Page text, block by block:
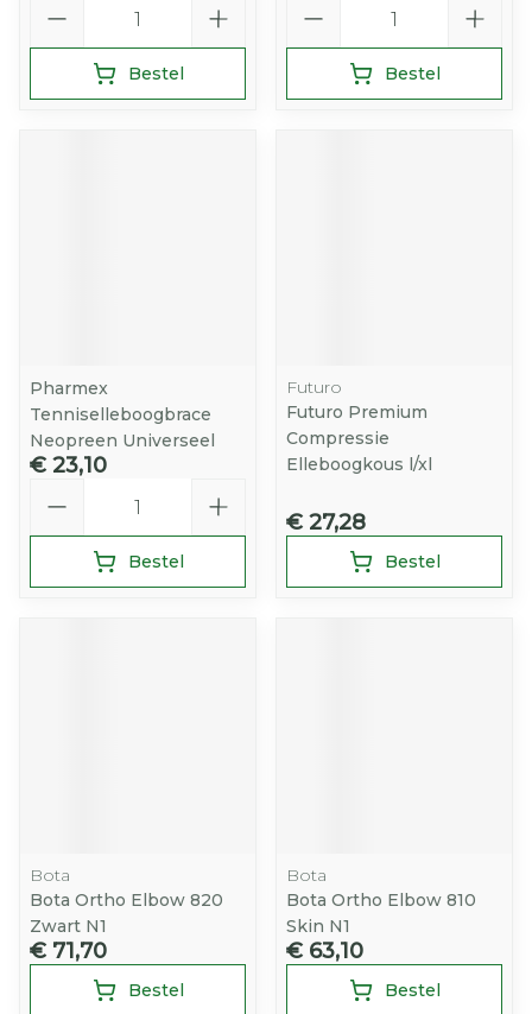
Bestel Bestel
Pharmex
Tenniselleboogbrace
Neopreen Universeel
€ 23,10
Bestel
Futuro
Futuro Premium
Compressie
Elleboogkous l/xl
€ 27,28
Bestel
Bota
Bota Ortho Elbow 820
Zwart N1
€ 71,70
Bestel
Bota
Bota Ortho Elbow 810
Skin N1
€ 63,10
Bestel